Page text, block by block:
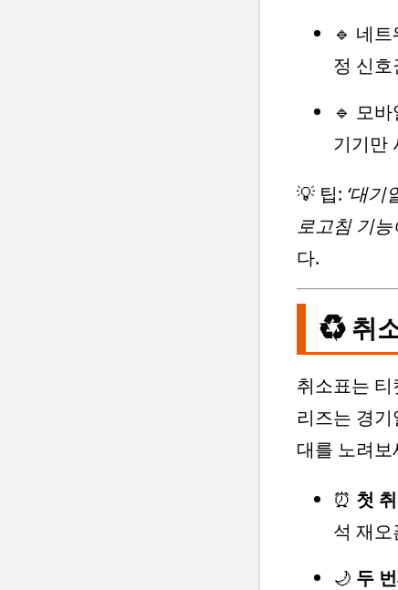
🔹 네
정 신
🔹 모
기기만
💡 팁: ‘대기
로고침 기
다.
♻️ 취
취소표는
리즈는 경
대를 노려보
⏰ 첫
석 재오
🌙 두